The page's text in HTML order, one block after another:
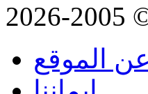
عن الموقع